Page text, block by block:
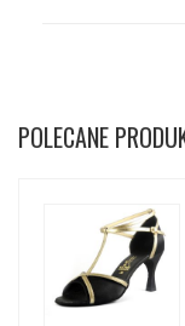
POLECANE